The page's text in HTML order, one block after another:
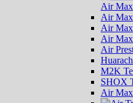
Air
Air
Air
Air
Air
M2K
SHOX
Air Max